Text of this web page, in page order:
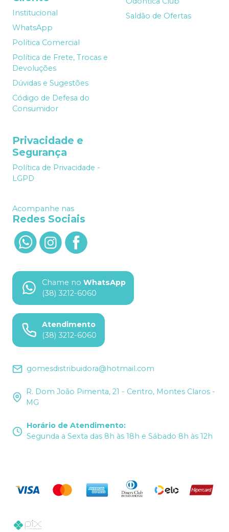
Institucional
WhatsApp
Política Comercial
Política de Frete, Trocas e
Devoluções
Dúvidas e Sugestões
Código de Defesa do
Consumidor
Saldão de Ofertas
Privacidade e
Segurança
Política de Privacidade -
LGPD
Acompanhe nas
Redes Sociais
Chame no WhatsApp
(38) 3212-6060
Atendimento
(38) 3212-6060
gomesdistribuidora@hotmail.com
R. Dom João Pimenta, 21 - Centro, Montes Claros -
MG
Horário de Atendimento:
Segunda a Sexta das 8h às 18h e Sábado 8h às 12h